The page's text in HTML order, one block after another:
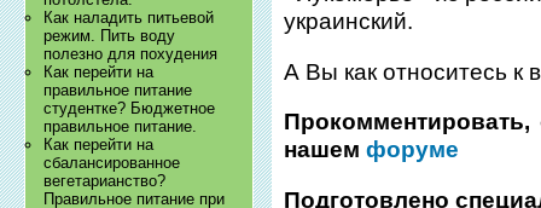
Как наладить питьевой
режим. Пить воду
полезно для похудения
Как перейти на
правильное питание
студентке? Бюджетное
правильное питание.
Как перейти на
сбалансированное
вегетарианство?
Правильное питание при
украинский.
А Вы как относитесь к
нашем форуме
Подготовлено